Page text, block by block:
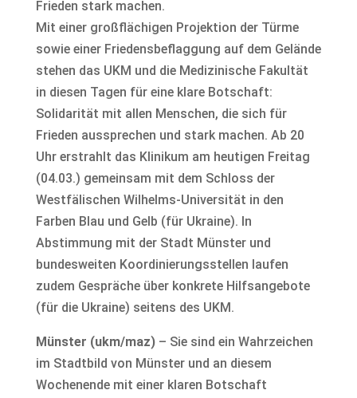
Frieden stark machen.
Mit einer großflächigen Projektion der Türme
sowie einer Friedensbeflaggung auf dem Gelände
stehen das UKM und die Medizinische Fakultät
in diesen Tagen für eine klare Botschaft:
Solidarität mit allen Menschen, die sich für
Frieden aussprechen und stark machen. Ab 20
Uhr erstrahlt das Klinikum am heutigen Freitag
(04.03.) gemeinsam mit dem Schloss der
Westfälischen Wilhelms-Universität in den
Farben Blau und Gelb (für Ukraine). In
Abstimmung mit der Stadt Münster und
bundesweiten Koordinierungsstellen laufen
zudem Gespräche über konkrete Hilfsangebote
(für die Ukraine) seitens des UKM.
Münster (ukm/maz)– Sie sind ein Wahrzeichen
im Stadtbild von Münster und an diesem
Wochenende mit einer klaren Botschaft